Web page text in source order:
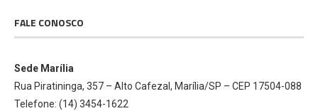
FALE CONOSCO
Sede Marília
Rua Piratininga, 357 – Alto Cafezal, Marília/SP – CEP 17504-088
Telefone: (14) 3454-1622